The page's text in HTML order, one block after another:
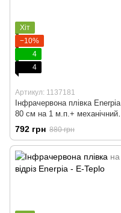
Хіт
−10%
4
4
Артикул: 1137181
Інфрачервона плівка Enerpia
80 cм на 1 м.п.+ механічний
терморегулятор
792 грн 880 грн